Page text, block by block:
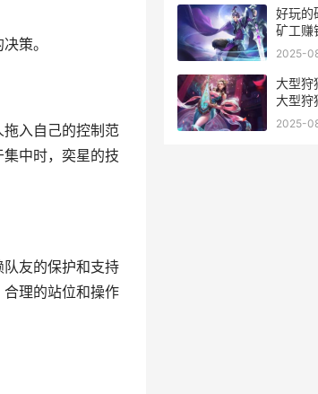
策。
入自己的控制范
中时，奕星的技
友的保护和支持
理的站位和操作
好玩的
矿工赚
2025-
大型狩
大型狩
2025-